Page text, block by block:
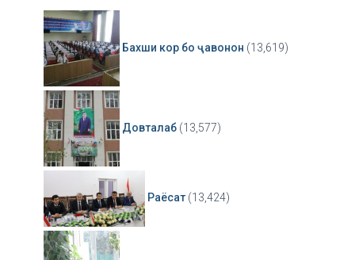
Бахши кор бо ҷавонон (13,619)
Довталаб (13,577)
Раёсат (13,424)